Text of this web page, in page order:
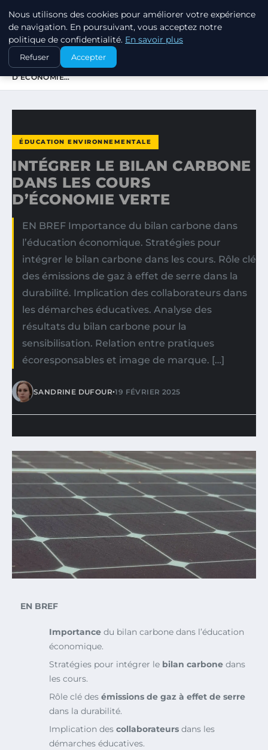
EXXON CLIMATE FOOTPRINT
ACCUEIL
ÉDUCATION ENVIRONNEMENTALE
INTÉGRER LE BILAN CARBONE DANS LES COURS
D’ÉCONOMIE…
ÉDUCATION ENVIRONNEMENTALE
INTÉGRER LE BILAN CARBONE
DANS LES COURS
D’ÉCONOMIE VERTE
EN BREF Importance du bilan carbone dans
l’éducation économique. Stratégies pour
intégrer le bilan carbone dans les cours. Rôle clé
des émissions de gaz à effet de serre dans la
durabilité. Implication des collaborateurs dans
les démarches éducatives. Analyse des
résultats du bilan carbone pour la
sensibilisation. Relation entre pratiques
écoresponsables et image de marque. […]
SANDRINE DUFOUR•19 FÉVRIER 2025
EN BREF
Importance du bilan carbone dans l’éducation
économique.
Stratégies pour intégrer le bilan carbone dans
les cours.
Rôle clé des émissions de gaz à effet de serre
dans la durabilité.
Implication des collaborateurs dans les
démarches éducatives.
Nous utilisons des cookies pour améliorer votre expérience
de navigation. En poursuivant, vous acceptez notre
politique de confidentialité. En savoir plus
Refuser Accepter